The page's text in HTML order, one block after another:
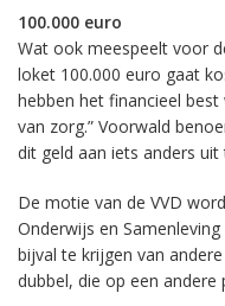
100.000 euro
Wat ook meespeelt voor
loket 100.000 euro gaat
hebben het financieel
van zorg.” Voorwald
dit geld aan iets anders
De motie van de VVD
Onderwijs en
bijval te krijgen van
dubbel, die op een andere